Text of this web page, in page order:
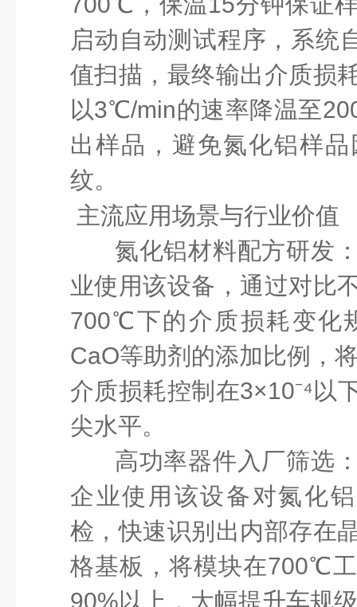
启动自动测试程序，系统
值扫描，最终输出介质损
以3℃/min的速率降温至
出样品，避免氮化铝样
纹。
主流应用场景与行业价值
氮化铝材料配方研发
业使用该设备，通过对比
700℃下的介质损耗变化
CaO等助剂的添加比例，
介质损耗控制在3×10⁻⁴以
尖水平。
高功率器件入厂筛选
企业使用该设备对氮化
检，快速识别出内部存在
格基板，将模块在700℃
90%以上，大幅提升车规